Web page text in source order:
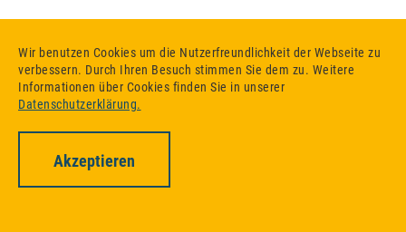
Team
Ausbildung
Wir benutzen Cookies um die Nutzerfreundlichkeit der Webseite zu
verbessern. Durch Ihren Besuch stimmen Sie dem zu. Weitere
Informationen über Cookies finden Sie in unserer
Datenschutzerklärung.
Akzeptieren